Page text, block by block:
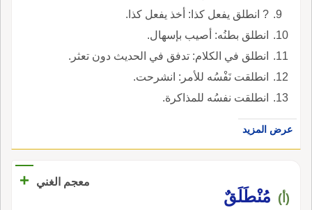
? انطلق يفعل كذا: أخذ يفعل كذا.
انطلق بطنُه: أصيب بإسهال.
انطلق في الكلام: تدفق في الحديث دون تعثر.
انطلقت نَفْسُه للأمر: انشرحت.
انطلقت نفسُه للمذاكرة.
عرض المزيد
معجم الغني +
(أ) مُنْطَلَقٌ